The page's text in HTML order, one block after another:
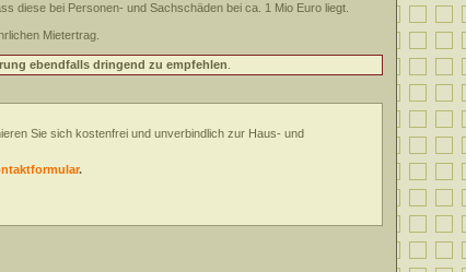
diese bei Personen- und Sachschäden bei ca. 1 Mio Euro liegt.
Mietertrag.
ebendfalls dringend zu empfehlen
Sie sich kostenfrei und unverbindlich zur Haus- und
.
hier
Ihr
Angebot
und
wir